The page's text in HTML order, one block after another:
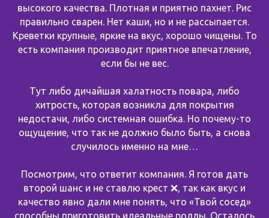
высокого качества. Плотная и приятно пахнет. Рис
правильно сварен. Нет каши, но и не рассыпается.
Креветки крупные, яркие на вкус, хорошо чищены. То
есть компания производит приятное впечатление,
если бы не вес.
Тут либо дичайшая халатность повара, либо
хитрость, которая возникла для покрытия
недостачи, либо системная ошибка. Но почему-то
ощущение, что так не должно было быть, а снова
случилось именно на мне…
Посмотрим, что ответит компания. Я готов дать
второй шанс и не ставлю крест ❌, так как вкус и
качество явно дали мне понять, что «Твой сосед»
способны приготовить идеальные роллы. Осталось